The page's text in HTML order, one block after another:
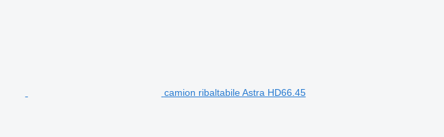
camion ribaltabile Astra HD66.45